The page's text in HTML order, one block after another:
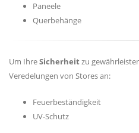
Paneele
Querbehänge
Um IhreSicherheit zu
Veredelungen von Stores an:
Feuerbeständigkeit
UV-Schutz